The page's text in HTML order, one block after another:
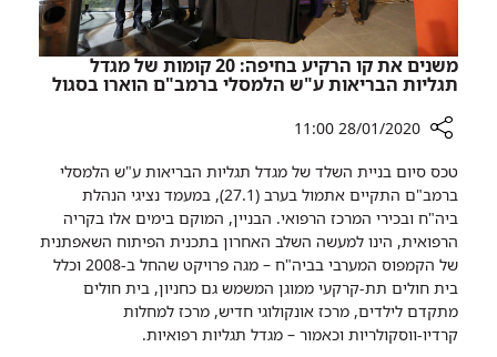
משנים את קו הרקיע בחיפה: 20 קומות של מגדל
תגליות הבריאות ע"ש הלמסלי ברמב"ם הוארו בסגול
שיתוף
משנים
את
קו
הרקיע
בחיפה:
20
קומות
28/01/2020 11:00
טכס סיום בניית השלד של מגדל תגליות הבריאות ע"ש הלמסלי
ברמב"ם התקיים אתמול בערב (27.1), במעמד נציגי הנהלת
ביה"ח ובכירי המרכז הרפואי. הבניין, המוקם בימים אלו בקריה
הרפואית, הינו למעשה השלב האחרון בתכנית הפיתוח השאפתנית
של הקמפוס המערבי בביה"ח – מגה פרויקט שהחל ב-2008 וכלל
בית חולים תת-קרקעי ממוגן המשמש גם כחניון, בית חולים
מתקדם לילדים, מרכז אונקולוגי חדיש, מרכז למחלות
קרדיו-ווסקולריות וכאמור – מגדל תגליות רפואיות.